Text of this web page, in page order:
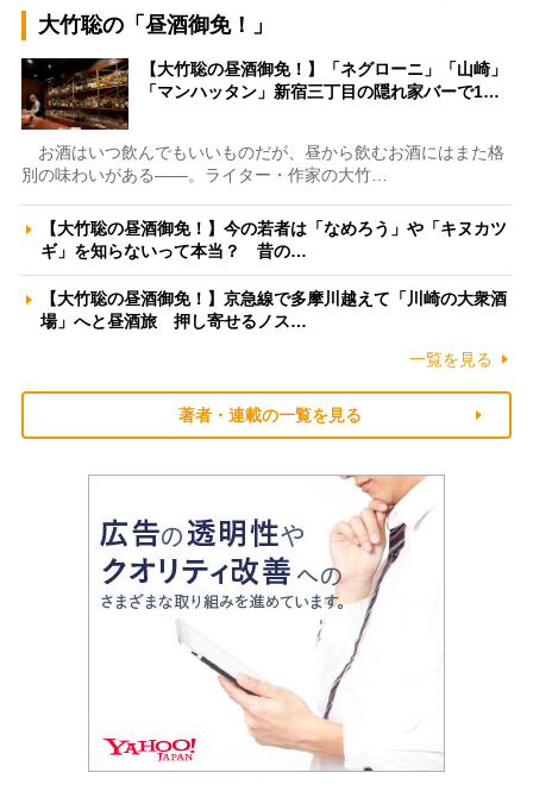
大竹聡の「昼酒御免！」
【大竹聡の昼酒御免！】「ネグローニ」「山崎」
「マンハッタン」新宿三丁目の隠れ家バーで1…
お酒はいつ飲んでもいいものだが、昼から飲むお酒にはまた格
別の味わいがある――。ライター・作家の大竹…
【大竹聡の昼酒御免！】今の若者は「なめろう」や「キヌカツ
ギ」を知らないって本当？ 昔の…
【大竹聡の昼酒御免！】京急線で多摩川越えて「川崎の大衆酒
場」へと昼酒旅 押し寄せるノス…
一覧を見る
著者・連載の一覧を見る